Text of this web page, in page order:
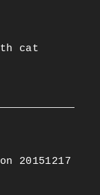
cat
20151217